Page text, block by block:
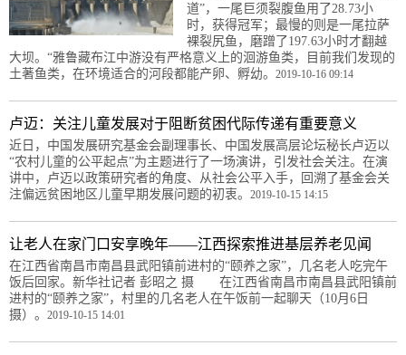
道”，一尾巨须裂腹鱼用了28.73小
时，获得冠军；最慢的则是一尾拉萨
裸裂尻鱼，磨蹭了197.63小时才翻越
大坝。“雅鲁藏布江中游没有严格意义上的洄游鱼类，目前我们发现的
土著鱼类，在环境适合的河段都能产卵、孵幼。 2019-10-16 09:14
卢迈：关注儿童发展对于阻断贫困代际传递有重要意义
近日，中国发展研究基金会副理事长、中国发展高层论坛秘长卢迈以
“农村儿童的公平起点”为主题进行了一场演讲，引发社会关注。在演
讲中，卢迈以政策研究者的角度、从社会公平入手，回溯了基金会关
注偏远贫困地区儿童早期发展问题的初衷。 2019-10-15 14:15
让老人在家门口安享晚年——江西探索推进基层养老见闻
在江西省南昌市南昌县武阳镇前进村的“颐养之家”，几名老人吃完午
饭后回家。新华社记者 彭昭之 摄 在江西省南昌市南昌县武阳镇前
进村的“颐养之家”，村里的几名老人在午饭前一起聊天（10月6日
摄）。 2019-10-15 14:01